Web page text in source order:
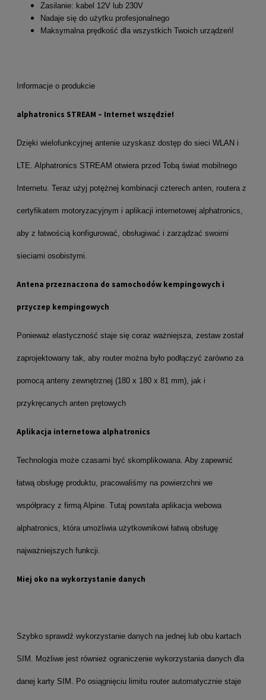
Zasilanie: kabel 12V lub 230V
Nadaje się do użytku profesjonalnego
Maksymalna prędkość dla wszystkich Twoich urządzeń!
Informacje o produkcie
alphatronics STREAM – Internet wszędzie!
Dzięki wielofunkcyjnej antenie uzyskasz dostęp do sieci WLAN i
LTE. Alphatronics STREAM otwiera przed Tobą świat mobilnego
Internetu. Teraz użyj potężnej kombinacji czterech anten, routera z
certyfikatem motoryzacyjnym i aplikacji internetowej alphatronics,
aby z łatwością konfigurować, obsługiwać i zarządzać swoimi
sieciami osobistymi.
Antena przeznaczona do samochodów kempingowych i
przyczep kempingowych
Ponieważ elastyczność staje się coraz ważniejsza, zestaw został
zaprojektowany tak, aby router można było podłączyć zarówno za
pomocą anteny zewnętrznej (180 x 180 x 81 mm), jak i
przykręcanych anten prętowych
Aplikacja internetowa alphatronics
Technologia może czasami być skomplikowana. Aby zapewnić
łatwą obsługę produktu, pracowaliśmy na powierzchni we
współpracy z firmą Alpine. Tutaj powstała aplikacja webowa
alphatronics, która umożliwia użytkownikowi łatwą obsługę
najważniejszych funkcji.
Miej oko na wykorzystanie danych
Szybko sprawdź wykorzystanie danych na jednej lub obu kartach
SIM. Możliwe jest również ograniczenie wykorzystania danych dla
danej karty SIM. Po osiągnięciu limitu router automatycznie staje